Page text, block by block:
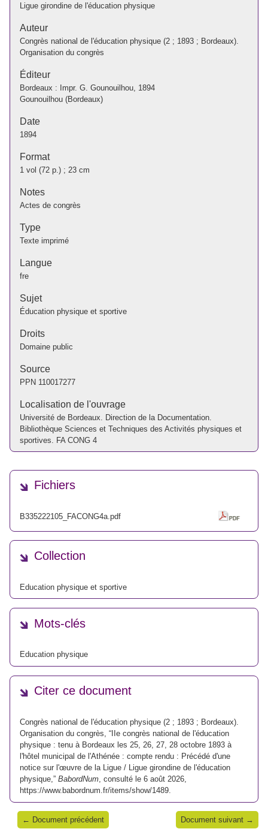
Ligue girondine de l'éducation physique
Auteur
Congrès national de l'éducation physique (2 ; 1893 ; Bordeaux).
Organisation du congrès
Éditeur
Bordeaux : Impr. G. Gounouilhou, 1894
Gounouilhou (Bordeaux)
Date
1894
Format
1 vol (72 p.) ; 23 cm
Notes
Actes de congrès
Type
Texte imprimé
Langue
fre
Sujet
Éducation physique et sportive
Droits
Domaine public
Source
PPN 110017277
Localisation de l'ouvrage
Université de Bordeaux. Direction de la Documentation.
Bibliothèque Sciences et Techniques des Activités physiques et
sportives. FA CONG 4
Fichiers
B335222105_FACONG4a.pdf
Collection
Education physique et sportive
Mots-clés
Education physique
Citer ce document
Congrès national de l'éducation physique (2 ; 1893 ; Bordeaux).
Organisation du congrès, “IIe congrès national de l'éducation
physique : tenu à Bordeaux les 25, 26, 27, 28 octobre 1893 à
l'hôtel municipal de l'Athénée : compte rendu : Précédé d'une
notice sur l'œuvre de la Ligue / Ligue girondine de l'éducation
physique,” BabordNum , consulté le 6 août 2026,
https://www.babordnum.fr/items/show/1489
← Document précédent Document suivant →